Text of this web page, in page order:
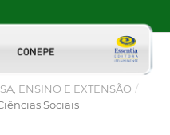
ENSINO E EXTENSÃO /
Sociais